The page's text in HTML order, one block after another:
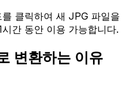
클릭하여 새 JPG 파일을
간 동안 이용 가능합니다.
변환하는 이유